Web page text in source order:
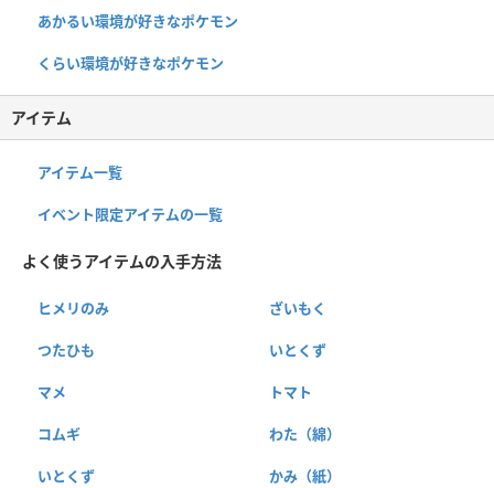
あかるい環境が好きなポケモン
くらい環境が好きなポケモン
アイテム
アイテム一覧
イベント限定アイテムの一覧
よく使うアイテムの入手方法
ヒメリのみ ざいもく
つたひも いとくず
マメ トマト
コムギ わた（綿）
いとくず かみ（紙）